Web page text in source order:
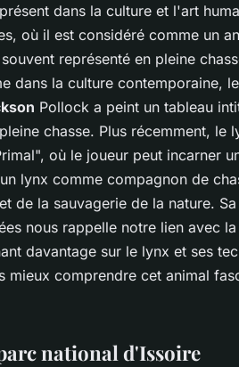
dans la culture et l'art
où il est considéré comme un
représenté en pleine
dans la culture contemporaine,
Pollock a peint un tableau
chasse. Plus récemment, le
où le joueur peut incarner
lynx comme compagnon de
de la sauvagerie de la nature.
nous rappelle notre lien avec
davantage sur le lynx et ses
mieux comprendre cet animal
national d'Issoire